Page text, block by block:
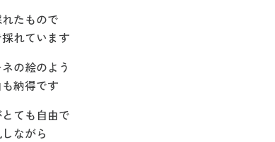
たもので
れています
の絵のよう
納得です
ても自由で
ながら